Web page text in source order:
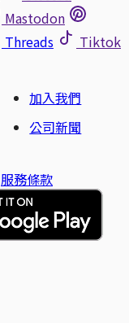
Mastodon
Threads
Tiktok
加入我們
公司新聞
服務條款